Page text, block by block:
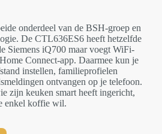
onderdeel van de BSH-groep en
De CTL636ES6 heeft hetzelfde
Siemens iQ700 maar voegt WiFi-
Connect-app. Daarmee kun je
instellen, familieprofielen
ontvangen op je telefoon.
zijn keuken smart heeft ingericht,
enkel koffie wil.